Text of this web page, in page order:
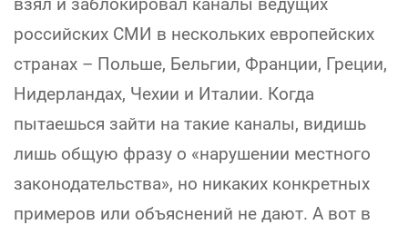
российских СМИ в нескольких европейских
странах – Польше, Бельгии, Франции, Греции,
Нидерландах, Чехии и Италии. Когда
пытаешься зайти на такие каналы, видишь
лишь общую фразу о «нарушении местного
законодательства», но никаких конкретных
примеров или объяснений не дают. А вот в